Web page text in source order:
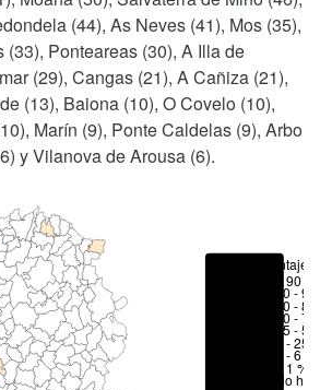
(44), As Neves (41), Mos (35),
Ponteareas (30), A Illa de
(29), Cangas (21), A Cañiza (21),
(13), Baiona (10), O Covelo (10),
Marín (9), Ponte Caldelas (9), Arbo
y Vilanova de Arousa (6).
Porcentajes
> 90 %
80 -
70 -
50 -
25 -
6 - 25
1 - 6 %
< 1 %
No hay